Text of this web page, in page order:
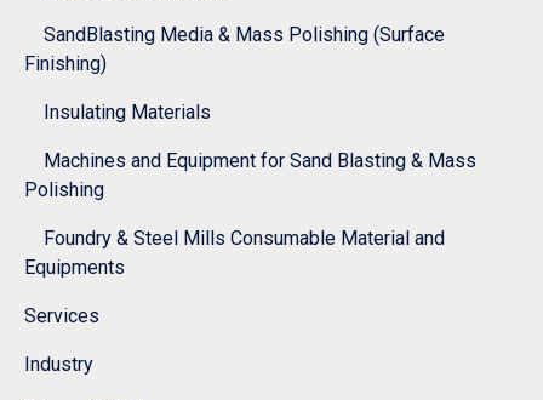
SandBlasting Media & Mass Polishing (Surface
Finishing)
Insulating Materials
Machines and Equipment for Sand Blasting & Mass
Polishing
Foundry & Steel Mills Consumable Material and
Equipments
Services
Industry